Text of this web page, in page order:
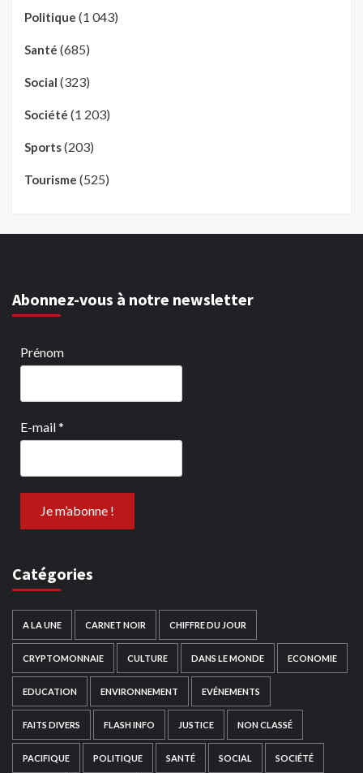
Politique (1 043)
Santé (685)
Social (323)
Société (1 203)
Sports(203)
Tourisme (525)
Abonnez-vous à notre newsletter
Prénom
E-mail*
Catégories
A LA UNE CARNET NOIR CHIFFRE DU JOUR
CRYPTOMONNAIE CULTURE DANS LE MONDE ECONOMIE
EDUCATION ENVIRONNEMENT EVÉNEMENTS
FAITS DIVERS FLASH INFO JUSTICE NON CLASSÉ
PACIFIQUE POLITIQUE SANTÉ SOCIAL SOCIÉTÉ